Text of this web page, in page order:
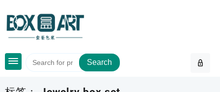
content
Search